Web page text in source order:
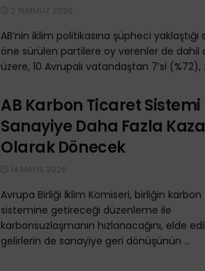
2 TEMMUZ 2026
AB’nin iklim politikasına şüpheci yaklaştığı
öne sürülen partilere oy verenler de dahil
üzere, 10 Avrupalı vatandaştan 7’si (%72),
AB Karbon Ticaret Sistemi
Sanayiye Daha Fazla
Olarak Dönecek
14 MAYIS 2026
Avrupa Birliği İklim Komiseri, birliğin
sistemine getireceği düzenleme ile
karbonsuzlaşmanın hızlanacağını, elde
gelirlerin de sanayiye geri dönüşünün ...